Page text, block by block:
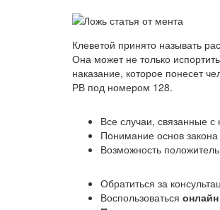
Клеветой принято называть
Она может не только
наказание, которое понесет
РВ под номером 128.
Все случаи, связанные
Понимание основ закона
Возможность
Обратиться за
Воспользоваться